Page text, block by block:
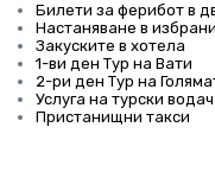
Билети за ферибот в
Настаняване в
Закуските в хотела
1-ви ден Тур на Вати
2-ри ден Тур на
Услуга на турски водач
Пристанищни такси